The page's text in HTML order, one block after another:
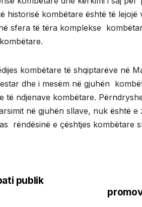
historisë kombëtare është të lejojë
sfera të tëra komplekse
kombëtare të shqiptarëve në
dhe i mesëm në gjuhën
të ndjenave kombëtare.
në gjuhën sllave, nuk është
rëndësinë e çështjes kombëtare
publik